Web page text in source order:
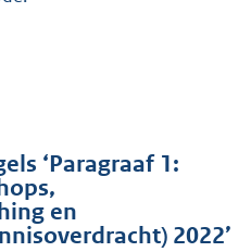
‘Paragraaf 1:
en
2022’